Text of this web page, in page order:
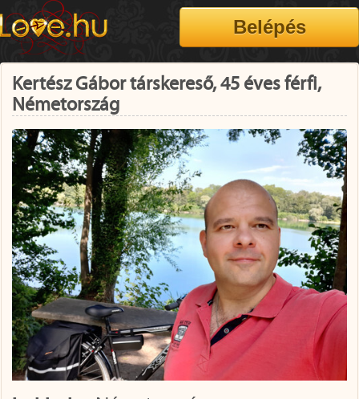
Kertész Gábor társkereső, 45 éves férfi,
Németország